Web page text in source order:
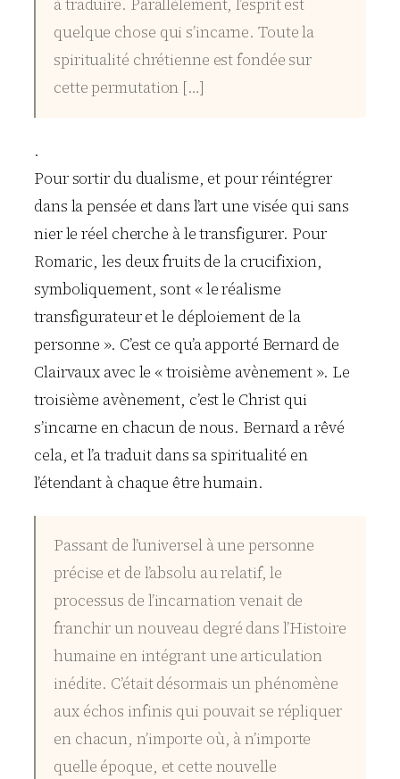
à traduire. Parallèlement, l’esprit est
quelque chose qui s’incarne. Toute la
spiritualité chrétienne est fondée sur
cette permutation […]
.
Pour sortir du dualisme, et pour réintégrer
dans la pensée et dans l’art une visée qui sans
nier le réel cherche à le transfigurer. Pour
Romaric, les deux fruits de la crucifixion,
symboliquement, sont « le réalisme
transfigurateur et le déploiement de la
personne ». C’est ce qu’a apporté Bernard de
Clairvaux avec le « troisième avènement ». Le
troisième avènement, c’est le Christ qui
s’incarne en chacun de nous. Bernard a rêvé
cela, et l’a traduit dans sa spiritualité en
l’étendant à chaque être humain.
Passant de l’universel à une personne
précise et de l’absolu au relatif, le
processus de l’incarnation venait de
franchir un nouveau degré dans l’Histoire
humaine en intégrant une articulation
inédite. C’était désormais un phénomène
aux échos infinis qui pouvait se répliquer
en chacun, n’importe où, à n’importe
quelle époque, et cette nouvelle